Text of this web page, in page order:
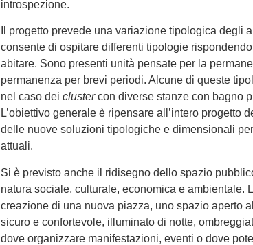
introspezione.
Il progetto prevede una variazione tipologica degli
consente di ospitare differenti tipologie
abitare. Sono presenti unità pensate per la
permanenza per brevi periodi. Alcune di queste
nel caso dei clustercon diverse stanze con bagno
L’obiettivo generale è ripensare all’intero
delle nuove soluzioni tipologiche e dimensionali
attuali.
Si è previsto anche il ridisegno dello spazio
natura sociale, culturale, economica e ambientale.
creazione di una nuova piazza, uno spazio aperto
sicuro e confortevole, illuminato di notte,
dove organizzare manifestazioni, eventi o dove